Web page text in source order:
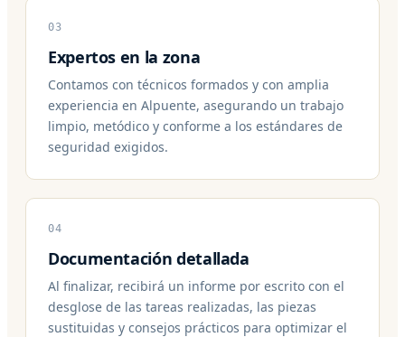
03
Expertos en la zona
Contamos con técnicos formados y con amplia
experiencia en Alpuente, asegurando un trabajo
limpio, metódico y conforme a los estándares de
seguridad exigidos.
04
Documentación detallada
Al finalizar, recibirá un informe por escrito con el
desglose de las tareas realizadas, las piezas
sustituidas y consejos prácticos para optimizar el